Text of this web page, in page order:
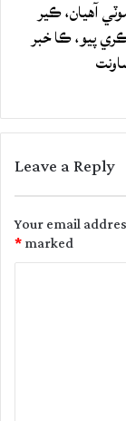
آهيان، ڪير
پيو، ڪا خبر
Leave a Reply
Your email
marked
*